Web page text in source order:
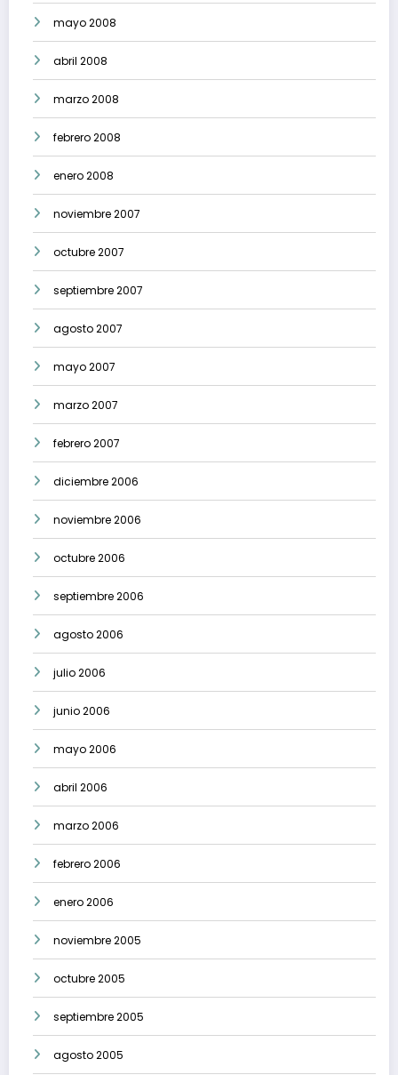
mayo 2008
abril 2008
marzo 2008
febrero 2008
enero 2008
noviembre 2007
octubre 2007
septiembre 2007
agosto 2007
mayo 2007
marzo 2007
febrero 2007
diciembre 2006
noviembre 2006
octubre 2006
septiembre 2006
agosto 2006
julio 2006
junio 2006
mayo 2006
abril 2006
marzo 2006
febrero 2006
enero 2006
noviembre 2005
octubre 2005
septiembre 2005
agosto 2005